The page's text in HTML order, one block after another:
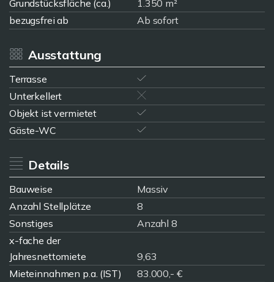
Grundstücksfläche (ca.)
1.350 m²
bezugsfrei ab
Ab sofort
Ausstattung
Terrasse
Unterkellert
Objekt ist vermietet
Gäste-WC
Details
Bauweise
Massiv
Anzahl Stellplätze
8
Sonstiges
Anzahl 8
x-fache der
Jahresnettomiete
9,63
Mieteinnahmen p.a. (IST)
83.000,- €